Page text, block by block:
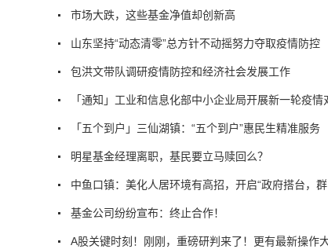
市场大跌，这些基金净值却创新高
山东坚持“动态清零”总方针不动摇努力夺取疫情防控
包洪文带队调研疫情防控和经济社会发展工作
「通知」工业和信息化部中小企业局开展新一轮疫情
「五个到户」三仙湖镇：“五个到户”惠民生精准服务
明星基金经理离职，基民要立马赎回么？
中鱼口镇：美化人居环境有高招，开启“政府搭台，群
基金公司纷纷宣布：终止合作！
A股关键时刻！刚刚，重磅研判来了！更有最新操作